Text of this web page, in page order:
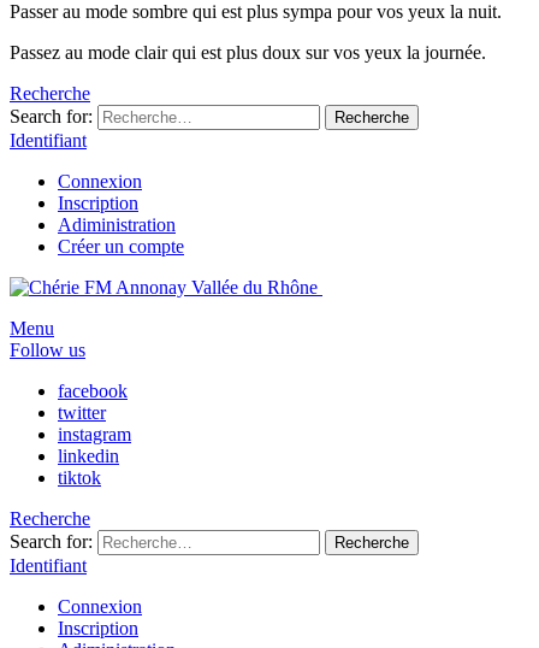
Passer au mode sombre qui est plus sympa pour vos yeux la nuit.
Passez au mode clair qui est plus doux sur vos yeux la journée.
Recherche
Search for:
Recherche
Identifiant
Connexion
Inscription
Adiministration
Créer un compte
Menu
Follow us
facebook
twitter
instagram
linkedin
tiktok
Recherche
Search for:
Recherche
Identifiant
Connexion
Inscription